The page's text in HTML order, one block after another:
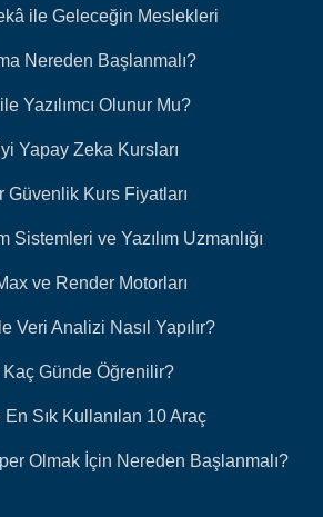
ile Geleceğin Meslekleri
Nereden Başlanmalı?
Yazılımcı Olunur Mu?
Yapay Zeka Kursları
Güvenlik Kurs Fiyatları
Sistemleri ve Yazılım Uzmanlığı
ve Render Motorları
Veri Analizi Nasıl Yapılır?
Günde Öğrenilir?
En Sık Kullanılan 10 Araç
Olmak İçin Nereden Başlanmalı?